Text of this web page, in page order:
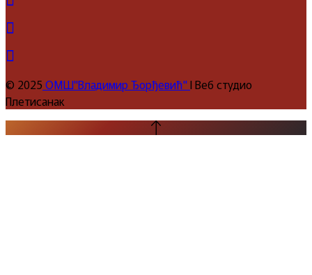
© 2025 ОМШ"Владимир Ђорђевић"I Веб студио
Плетисанак